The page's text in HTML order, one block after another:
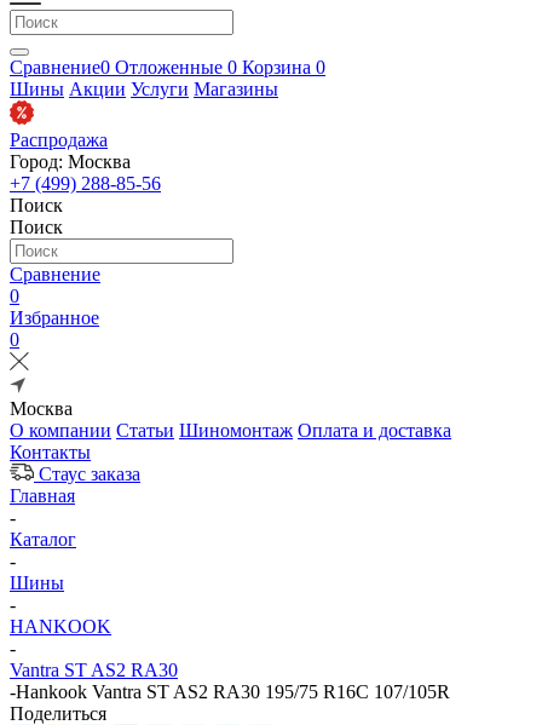
Сравнение0 Отложенные 0 Корзина 0
Шины Акции Услуги Магазины
Распродажа
Город: Москва
+7 (499) 288-85-56
Поиск
Поиск
Сравнение
0
Избранное
0
Москва
О компании Статьи Шиномонтаж Оплата и доставка
Контакты
Стаус заказа
Главная
-
Каталог
-
Шины
-
HANKOOK
-
Vantra ST AS2 RA30
-Hankook Vantra ST AS2 RA30 195/75 R16C 107/105R
Поделиться